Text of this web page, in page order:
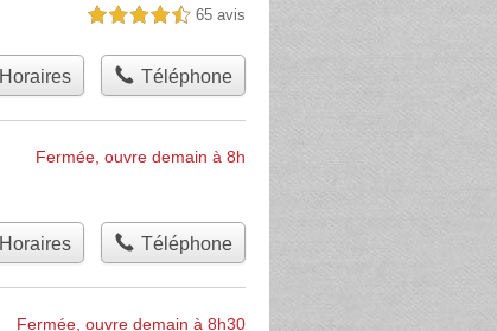
4,5 étoiles sur 5 65 avis
Horaires Téléphone
Fermée, ouvre demain à 8h
Horaires Téléphone
Fermée, ouvre demain à 8h30